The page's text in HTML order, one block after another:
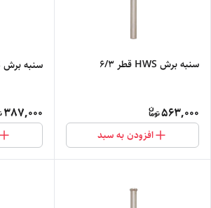
سنبه برش HWS قطر 6/3
563,000
افزودن به سبد
سنبه برش HWS قطر 3/5
387,000